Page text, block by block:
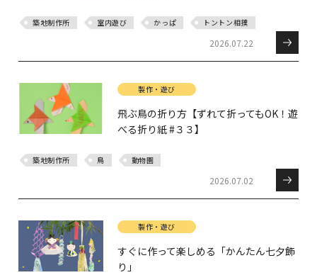
築地制作所 室内遊び かっぱ トントン相撲
2026.07.22
製作・遊び
飛ぶ鳥の折り方【ずれて折ってもOK！遊
べる折り紙 #３３】
築地制作所 鳥 動物園
2026.07.02
製作・遊び
すぐに作って楽しめる「かんたん七夕飾
り」